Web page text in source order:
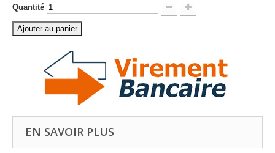
Quantité
Ajouter au panier
EN SAVOIR PLUS